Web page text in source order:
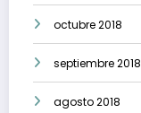
octubre 2018
septiembre 2018
agosto 2018